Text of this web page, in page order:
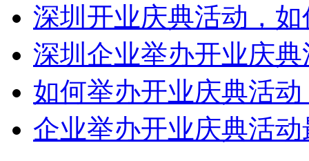
深圳开业庆典活动，
深圳企业举办开业庆
如何举办开业庆典活
企业举办开业庆典活